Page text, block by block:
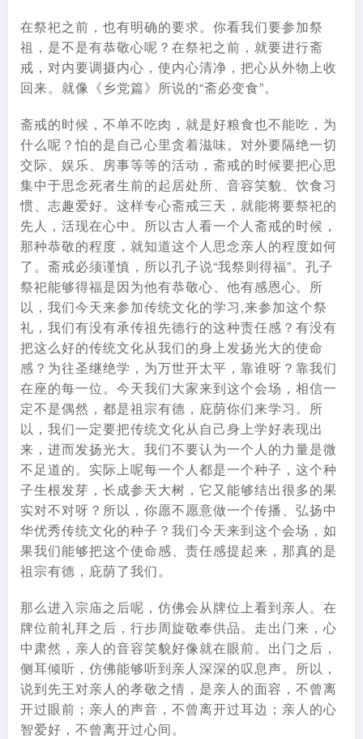
在祭祀之前，也有明确的要求。你看我们要参加祭
祖，是不是有恭敬心呢？在祭祀之前，就要进行斋
戒，对内要调摄内心，使内心清净，把心从外物上收
回来。就像《乡党篇》所说的“斋必变食”。
斋戒的时候，不单不吃肉，就是好粮食也不能吃，为
什么呢？怕的是自己心里贪着滋味。对外要隔绝一切
交际、娱乐、房事等等的活动，斋戒的时候要把心思
集中于思念死者生前的起居处所、音容笑貌、饮食习
惯、志趣爱好。这样专心斋戒三天，就能将要祭祀的
先人，活现在心中。所以古人看一个人斋戒的时候，
那种恭敬的程度，就知道这个人思念亲人的程度如何
了。斋戒必须谨慎，所以孔子说“我祭则得福”。孔子
祭祀能够得福是因为他有恭敬心、他有感恩心。所
以，我们今天来参加传统文化的学习,来参加这个祭
礼，我们有没有承传祖先德行的这种责任感？有没有
把这么好的传统文化从我们的身上发扬光大的使命
感？为往圣继绝学，为万世开太平，靠谁呀？靠我们
在座的每一位。今天我们大家来到这个会场，相信一
定不是偶然，都是祖宗有德，庇荫你们来学习。所
以，我们一定要把传统文化从自己身上学好表现出
来，进而发扬光大。我们不要认为一个人的力量是微
不足道的。实际上呢每一个人都是一个种子，这个种
子生根发芽，长成参天大树，它又能够结出很多的果
实对不对呀？所以，你愿不愿意做一个传播、弘扬中
华优秀传统文化的种子？我们今天来到这个会场，如
果我们能够把这个使命感、责任感提起来，那真的是
祖宗有德，庇荫了我们。
那么进入宗庙之后呢，仿佛会从牌位上看到亲人。在
牌位前礼拜之后，行步周旋敬奉供品。走出门来，心
中肃然，亲人的音容笑貌好像就在眼前。出门之后，
侧耳倾听，仿佛能够听到亲人深深的叹息声。所以，
说到先王对亲人的孝敬之情，是亲人的面容，不曾离
开过眼前；亲人的声音，不曾离开过耳边；亲人的心
智爱好，不曾离开过心间。